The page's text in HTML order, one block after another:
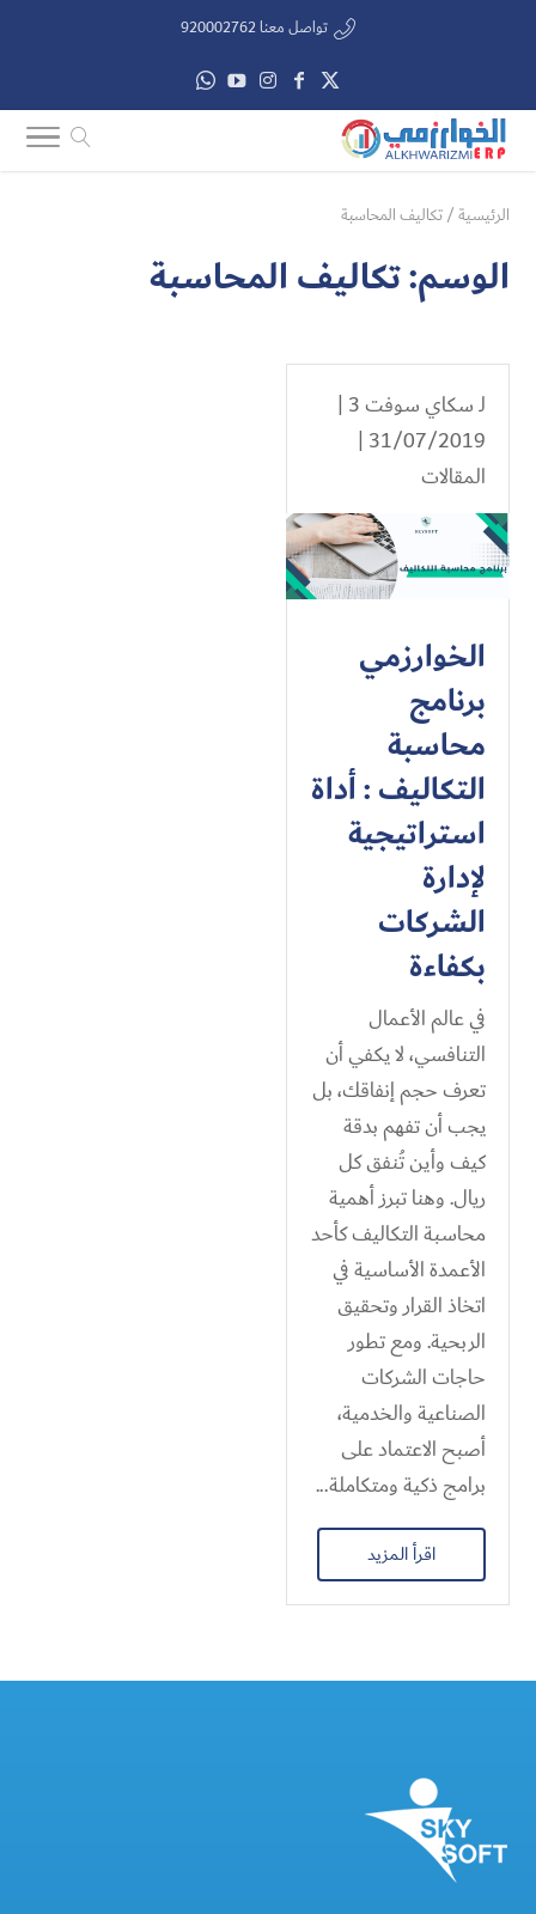
تواصل معنا 920002762
الرئيسية/تكاليف المحاسبة
الوسم:تكاليف المحاسبة
لـسكاي سوفت 3
|
31/07/2019 |
المقالات
الخوارزمي
برنامج
محاسبة
التكاليف : أداة
استراتيجية
لإدارة
الشركات
بكفاءة
في عالم الأعمال
التنافسي، لا يكفي أن
تعرف حجم إنفاقك، بل
يجب أن تفهم بدقة
كيف وأين تُنفق كل
ريال. وهنا تبرز أهمية
محاسبة التكاليف كأحد
الأعمدة الأساسية في
اتخاذ القرار وتحقيق
الربحية. ومع تطور
حاجات الشركات
الصناعية والخدمية،
أصبح الاعتماد على
برامج ذكية ومتكاملة...
اقرأ المزيد